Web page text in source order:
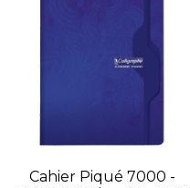
Cahier Piqué 7000 -